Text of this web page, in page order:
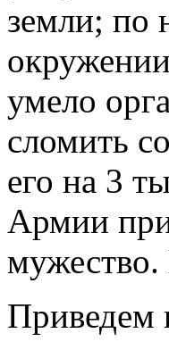
земли; по
умело
сломить
его на 3
Армии
мужество.
Приведем